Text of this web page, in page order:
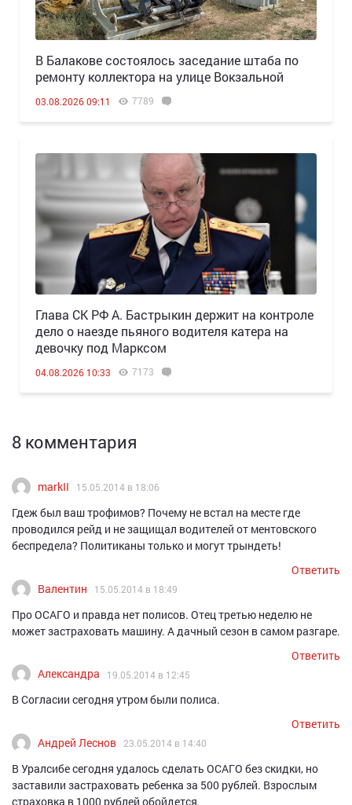
В Балакове состоялось заседание штаба по
ремонту коллектора на улице Вокзальной
03.08.2026 09:11 7789
Глава СК РФ А. Бастрыкин держит на контроле
дело о наезде пьяного водителя катера на
девочку под Марксом
04.08.2026 10:33 7173
8 комментария
markII 15.05.2014 в 18:06
Гдеж был ваш трофимов? Почему не встал на месте где
проводился рейд и не защищал водителей от ментовского
беспредела? Политиканы только и могут трындеть!
Ответить
Валентин
15.05.2014 в 18:49
Про ОСАГО и правда нет полисов. Отец третью неделю не
может застраховать машину. А дачный сезон в самом разгаре.
Ответить
Александра
19.05.2014 в 12:45
В Согласии сегодня утром были полиса.
Ответить
Андрей Леснов
23.05.2014 в 14:40
В Уралсибе сегодня удалось сделать ОСАГО без скидки, но
заставили застраховать ребенка за 500 рублей. Взрослым
страховка в 1000 рублей обойдется.